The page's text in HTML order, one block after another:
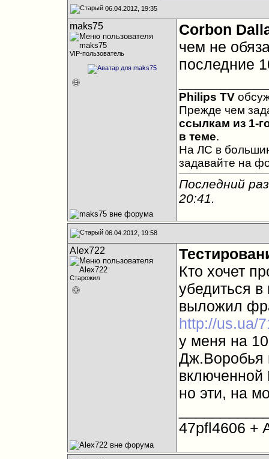
06.04.2012, 19:35
maks75
VIP-пользователь
Corbon
чем не
последние
Philips TV
Прежде чем
ссылкам из 1-
в теме.
На ЛС в
задавайте на
Последний
20:41.
06.04.2012, 19:58
Alex722
Старожил
Кто хочет
убедиться в
выложил
http://us.ua/
у меня на
Дж.Воробья
включенной
но эти, на
47pfl4606 +